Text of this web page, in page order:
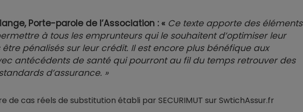
Porte-parole de l’Association : « Ce texte apporte des éléments
à tous les emprunteurs qui le souhaitent d’optimiser leur
pénalisés sur leur crédit. Il est encore plus bénéfique aux
antécédents de santé qui pourront au fil du temps retrouver des
d’assurance. »
de cas réels de substitution établi par SECURIMUT sur SwtichAssur.fr